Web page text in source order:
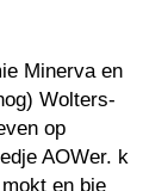
Minerva en
Wolters-
op
AOWer. k
en bie